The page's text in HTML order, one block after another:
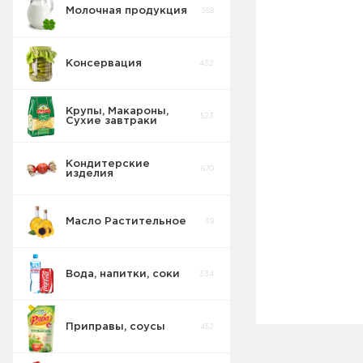
Молочная продукция 368
Консервация 432
Крупы, Макароны,
Сухие завтраки
523
Кондитерские
изделия
670
Масло Растительное 39
Вода, напитки, соки 334
Приправы, соусы 452